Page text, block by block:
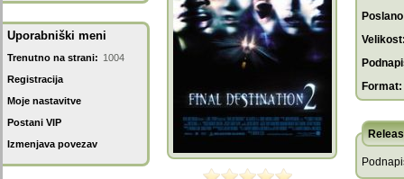
Uporabniški meni
Trenutno na strani: 1004
Registracija
Moje nastavitve
Postani VIP
Izmenjava povezav
Format: